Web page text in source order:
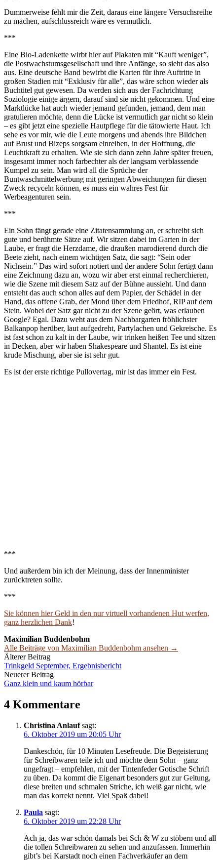
Dummerweise fehlt mir die Zeit, daraus eine längere Versuchsreihe
zu machen, aufschlussreich wäre es vermutlich.
***
Eine Bio-Ladenkette wirbt hier auf Plakaten mit “Kauft weniger”,
die Postwachstumsgesellschaft und ihre Anfänge, so sieht das also
aus. Eine deutsche Band bewirbt die Karten für ihre Auftritte in
großen Stadien mit “Exklusiv für alle”, das wäre schon wieder als
Buchtitel gut gewesen. Da werden sich aus der Fachrichtung
Soziologie einige ärgern, darauf sind sie nicht gekommen. Und eine
Marktlücke hat auch wieder jemand gefunden, jemand, dem man
gratulieren möchte, denn die Lücke ist vermutlich gar nicht so klein
– es gibt jetzt eine spezielle Hautpflege für die tätowierte Haut. Ich
sehe es vor mir, wie die Leute morgens und abends ihre Bildchen
auf Brust und Bizeps sorgsam einreiben, in der Hoffnung, die
Leuchtkraft zu erhalten. Wie sie sich dann zehn Jahre später freuen,
insgesamt immer noch farbechter als der langsam verblassende
Kumpel zu sein. Man wird all die Sprüche der
Buntwaschmittelwerbung mit geringen Abweichungen für diesen
Zweck recyceln können, es muss ein wahres Fest für
Werbeagenturen sein.
***
Ein Sohn fängt gerade eine Zitatensammlung an, er schreibt sich
gute und berühmte Sätze auf. Wir sitzen dabei im Garten in der
Laube, er fragt die Herzdame, die draußen marodierend durch die
Beete zieht, nach einem wichtigen Satz, die sagt: “Sein oder
Nichsein.” Das wird sofort notiert und der andere Sohn fertigt dann
eine Zeichnung dazu an, wozu wir aber erst einmal recherchieren,
wie die Szene mit diesem Satz auf der Bühne aussieht. Und dann
entsteht das auch schon alles auf dem Papier, der Schädel in der
Hand, das offene Grab, der Mond über dem Friedhof, RIP auf dem
Stein. Wobei der Satz gar nicht zu der Szene geört, was erlauben
Google? Egal. Dazu weht aus dem Nachbargarten fröhlichster
Balkanpop herüber, laut aufgedreht, Partylachen und Gekreische. Es
ist fast schon zu kalt in der Laube, wir trinken heißen Tee und sitzen
in Decken, aber wir haben Shakespeare und Shantel. Es ist eine
krude Mischung, aber sie ist sehr gut.
Es ist der erste richtige Pullovertag, mir ist das immer ein Fest.
***
Und außerdem bin ich der Meinung, dass der Innenminister
zurücktreten sollte.
***
Sie können hier Geld in den nur virtuell vorhandenen Hut werfen,
ganz herzlichen Dank!
Maximilian Buddenbohm
Alle Beiträge von Maximilian Buddenbohm ansehen →
Beitrags-
Navigation
Älterer Beitrag
Trinkgeld September, Ergebnisbericht
Neuerer Beitrag
Ganz klein und kaum hörbar
4 Kommentare
Christina Anlauf sagt:
6. Oktober 2019 um 20:05 Uhr
Dankeschön, für 10 Minuten Lesefreude. Die Begeisterung
für Schreibwaren teile ich und möchte dem Sohn – ganz
ungefragt – empfehlen, mit der Tintenfeder Gotische Schrift
zu üben. Da kommt die Eigenart besonders gut zur Geltung,
diese breiten und schmalen Striche, ich weiß gar nicht, wie
man das korrekt nennt. Viel Spaß dabei!
Paula sagt:
6. Oktober 2019 um 22:28 Uhr
Ach ja, das war schön damals bei Sch & W zu stöbern und all
die tollen Schreibwaren zu sehen und anzufassen. Immerhin
gibt’s bei Karstadt noch einen Fachverkäufer an dem